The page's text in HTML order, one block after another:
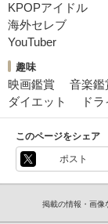
KPOPアイドル
海外セレブ
YouTuber
趣味
映画鑑賞 音楽鑑
ダイエット
ド
このページをシェア
ポスト
掲載の情報・画像